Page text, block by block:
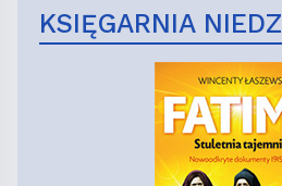
KSIĘGARNIA